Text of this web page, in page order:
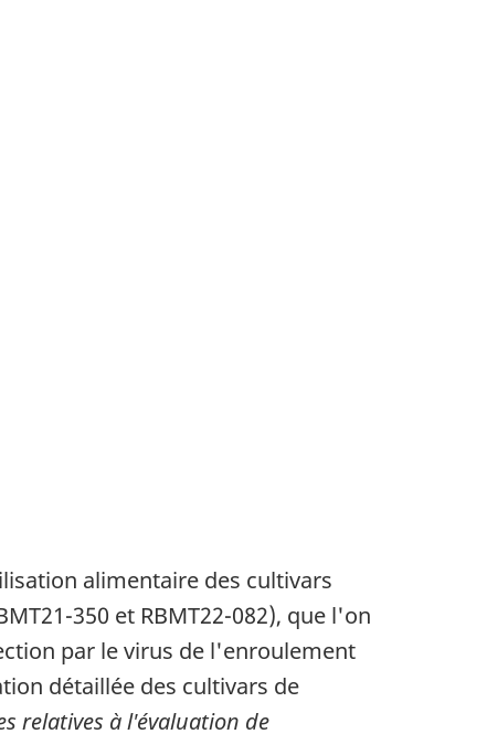
alimentaire des cultivars
350 et RBMT22-082), que l'on
par le virus de l'enroulement
détaillée des cultivars de
relatives à l'évaluation de